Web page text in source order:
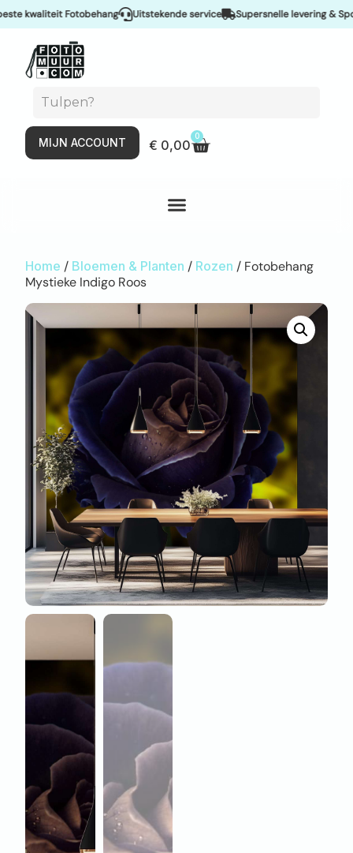
kwaliteit Fotobehang Uitstekende service Supersnelle levering &
MIJN ACCOUNT € 0,00
0
Home / Bloemen & Planten / Rozen / Fotobehang
Mystieke Indigo Roos